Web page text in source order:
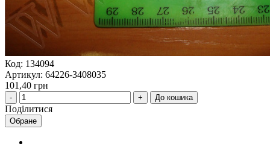
Код: 134094
Артикул: 64226-3408035
101,40 грн
До кошика
Поділитися
Обране